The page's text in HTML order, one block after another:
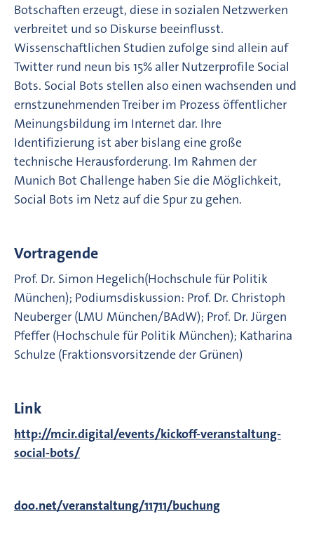
Botschaften erzeugt, diese in sozialen Netzwerken
verbreitet und so Diskurse beeinflusst.
Wissenschaftlichen Studien zufolge sind allein auf
Twitter rund neun bis 15% aller Nutzerprofile Social
Bots. Social Bots stellen also einen wachsenden und
ernstzunehmenden Treiber im Prozess öffentlicher
Meinungsbildung im Internet dar. Ihre
Identifizierung ist aber bislang eine große
technische Herausforderung. Im Rahmen der
Munich Bot Challenge haben Sie die Möglichkeit,
Social Bots im Netz auf die Spur zu gehen.
Vortragende
Prof. Dr. Simon Hegelich(Hochschule für Politik
München); Podiumsdiskussion: Prof. Dr. Christoph
Neuberger (LMU München/BAdW); Prof. Dr. Jürgen
Pfeffer (Hochschule für Politik München); Katharina
Schulze (Fraktionsvorsitzende der Grünen)
Link
http://mcir.digital/events/kickoff-veranstaltung-
social-bots/
doo.net/veranstaltung/11711/buchung